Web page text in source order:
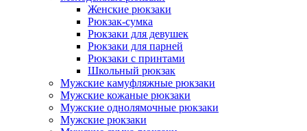
Женские рюкзаки
Рюкзак-сумка
Рюкзаки для девушек
Рюкзаки для парней
Рюкзаки с принтами
Школьный рюкзак
Мужские камуфляжные рюкзаки
Мужские кожаные рюкзаки
Мужские однолямочные рюкзаки
Мужские рюкзаки